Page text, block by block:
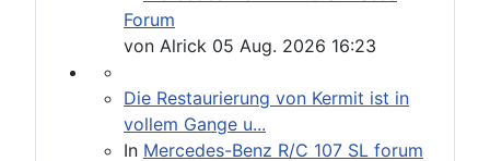
Forum
von Alrick 05 Aug. 2026 16:23
Die Restaurierung von Kermit ist in
vollem Gange u...
In Mercedes-Benz R/C 107 SL forum